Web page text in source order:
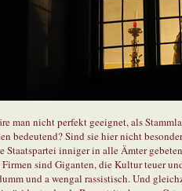
man nicht perfekt geeignet, als
bedeutend? Sind sie hier nicht
Staatspartei inniger in alle Ämter
Firmen sind Giganten, die Kultur teuer
und a wengal rassistisch. Und